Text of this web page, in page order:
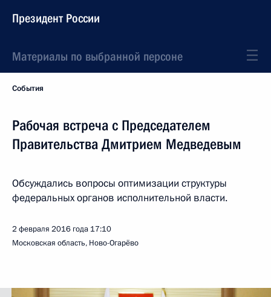
Президент России
Материалы по выбранной персоне
События
Рабочая встреча с Председателем
Правительства Дмитрием Медведевым
Обсуждались вопросы оптимизации структуры
федеральных органов исполнительной власти.
2 февраля 2016 года 17:10
Московская область, Ново-Огарёво